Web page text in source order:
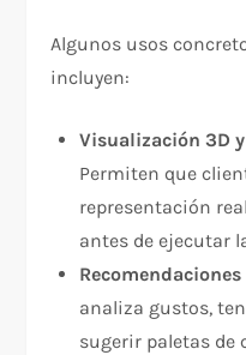
Algunos usos
incluyen:
Visualización 3D
Permiten que
representación
antes de ejecutar
analiza gustos,
sugerir paletas de